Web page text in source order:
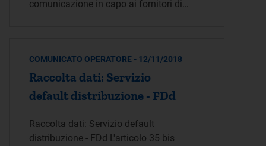
comunicazione in capo ai fornitori di…
COMUNICATO OPERATORE - 12/11/2018
Raccolta dati: Servizio
default distribuzione - FDd
Raccolta dati: Servizio default
distribuzione - FDd L'articolo 35 bis